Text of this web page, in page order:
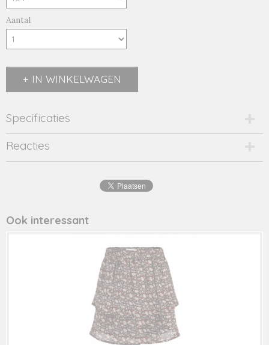
Aantal
IN WINKELWAGEN
Specificaties
Productcode
2383-13566
Productcode leverancier
Reacties
Ook interessant